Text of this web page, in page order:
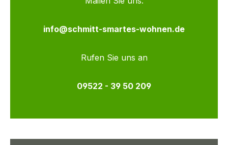
info@schmitt-smartes-wohnen.de
Rufen Sie uns an
09522 - 39 50 209